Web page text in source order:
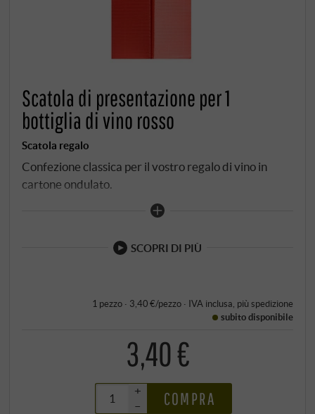
Scatola di presentazione per 1
bottiglia di vino rosso
Scatola regalo
Confezione classica per il vostro regalo di vino in
cartone ondulato.
SCOPRI DI PIÙ
1 pezzo · 3,40 €/pezzo· IVA inclusa , più spedizione
subito disponibile
3,40 €
+
–
COMPRA